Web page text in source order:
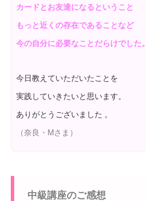
カードとお友達になるということ
もっと近くの存在であることなど
今の自分に必要なことだらけでした。
今日教えていただいたことを
実践していきたいと思います。
ありがとうございました 。
（奈良・Mさま）
中級講座のご感想